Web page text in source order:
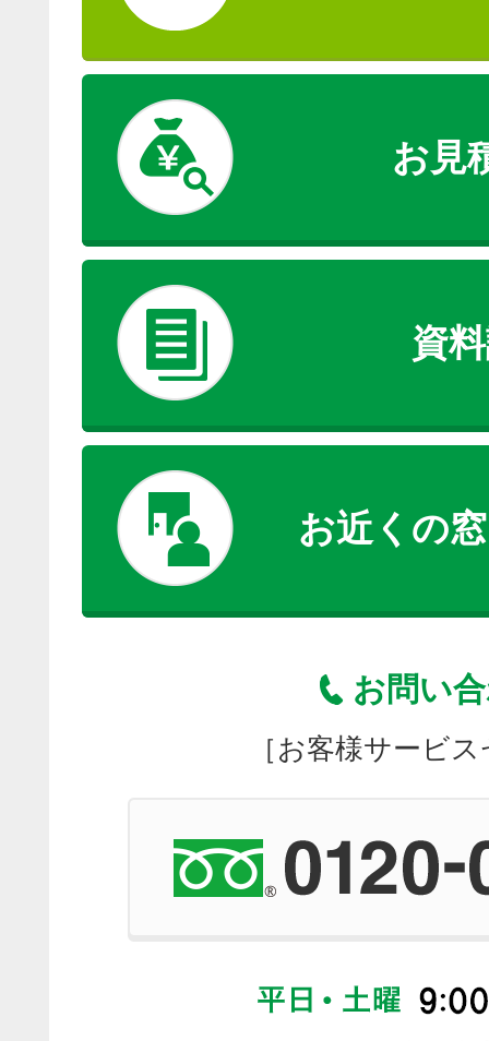
お見
資
お近くの
お問い
［お客様サービ